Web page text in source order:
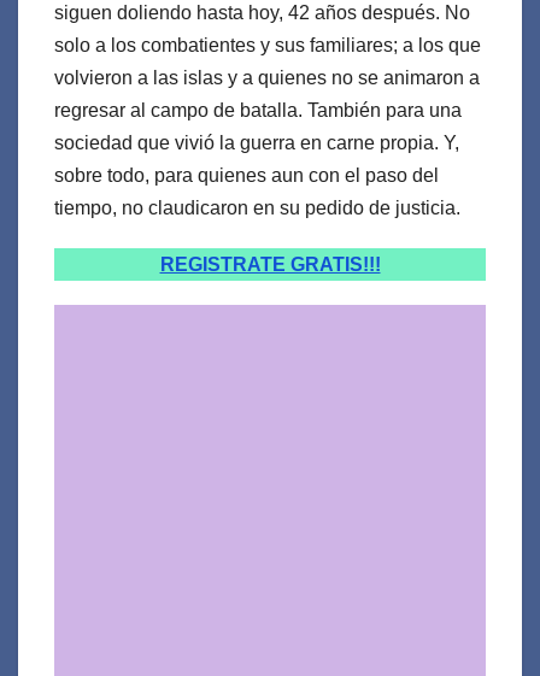
siguen doliendo hasta hoy, 42 años después. No
solo a los combatientes y sus familiares; a los que
volvieron a las islas y a quienes no se animaron a
regresar al campo de batalla. También para una
sociedad que vivió la guerra en carne propia. Y,
sobre todo, para quienes aun con el paso del
tiempo, no claudicaron en su pedido de justicia.
REGISTRATE GRATIS!!!